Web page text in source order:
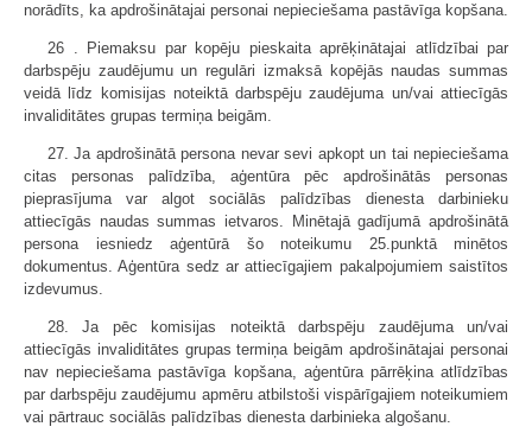
norādīts, ka apdrošinātajai personai nepieciešama pastāvīga kopšana.
26 . Piemaksu par kopēju pieskaita aprēķinātajai atlīdzībai par
darbspēju zaudējumu un regulāri izmaksā kopējās naudas summas
veidā līdz komisijas noteiktā darbspēju zaudējuma un/vai attiecīgās
invaliditātes grupas termiņa beigām.
27. Ja apdrošinātā persona nevar sevi apkopt un tai nepieciešama
citas personas palīdzība, aģentūra pēc apdrošinātās personas
pieprasījuma var algot sociālās palīdzības dienesta darbinieku
attiecīgās naudas summas ietvaros. Minētajā gadījumā apdrošinātā
persona iesniedz aģentūrā šo noteikumu 25.punktā minētos
dokumentus. Aģentūra sedz ar attiecīgajiem pakalpojumiem saistītos
izdevumus.
28. Ja pēc komisijas noteiktā darbspēju zaudējuma un/vai
attiecīgās invaliditātes grupas termiņa beigām apdrošinātajai personai
nav nepieciešama pastāvīga kopšana, aģentūra pārrēķina atlīdzības
par darbspēju zaudējumu apmēru atbilstoši vispārīgajiem noteikumiem
vai pārtrauc sociālās palīdzības dienesta darbinieka algošanu.